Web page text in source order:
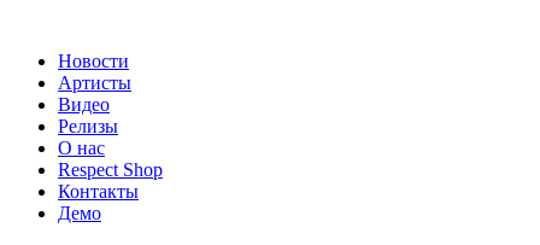
Новости
Артисты
Видео
Релизы
О нас
Respect Shop
Контакты
Демо